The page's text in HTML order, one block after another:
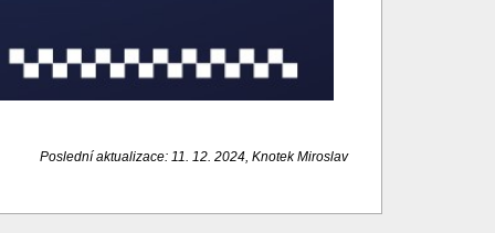
Poslední aktualizace: 11. 12. 2024, Knotek Miroslav